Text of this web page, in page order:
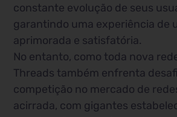
constante evolução de seus
garantindo uma experiência de
aprimorada e satisfatória.
No entanto, como toda nova
Threads também enfrenta
competição no mercado de
acirrada, com gigantes